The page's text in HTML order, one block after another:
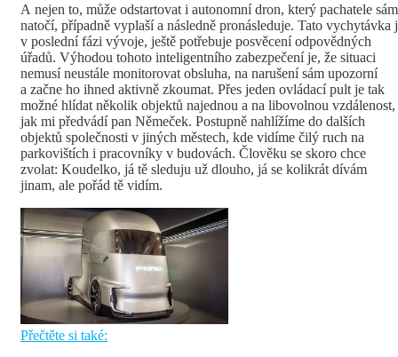
A nejen to, může odstartovat i autonomní dron, který pachatele sám
natočí, případně vyplaší a následně pronásleduje. Tato vychytávka
v poslední fázi vývoje, ještě potřebuje posvěcení odpovědných
úřadů. Výhodou tohoto inteligentního zabezpečení je, že situaci
nemusí neustále monitorovat obsluha, na narušení sám upozorní
a začne ho ihned aktivně zkoumat. Přes jeden ovládací pult je tak
možné hlídat několik objektů najednou a na libovolnou vzdálenost,
jak mi předvádí pan Němeček. Postupně nahlížíme do dalších
objektů společnosti v jiných městech, kde vidíme čilý ruch na
parkovištích i pracovníky v budovách. Člověku se skoro chce
zvolat: Koudelko, já tě sleduju už dlouho, já se kolikrát dívám
jinam, ale pořád tě vidím.
Přečtěte si také: